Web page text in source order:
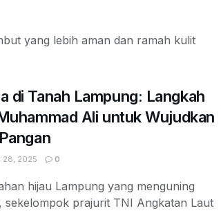
yang lebih aman dan ramah kulit
di Tanah Lampung: Langkah
Ali untuk Wujudkan
28, 2025 0
hijau Lampung yang menguning
sekelompok prajurit TNI Angkatan Laut